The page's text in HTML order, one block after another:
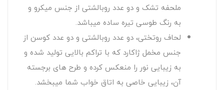
ملحفه تشک و دو عدد روبالشتی از جنس میکرو و
به رنگ طوسی تیره ساده میباشد.
لحاف روتختی، دو عدد روبالشتی و دو عدد کوسن از
جنس مخمل ژاکارد که با تراکم بالایی تولید شده و
به زیبایی نور را منعکس کرده و طرح های برجسته
آن، زیبایی خاصی به اتاق خواب شما میبخشد.